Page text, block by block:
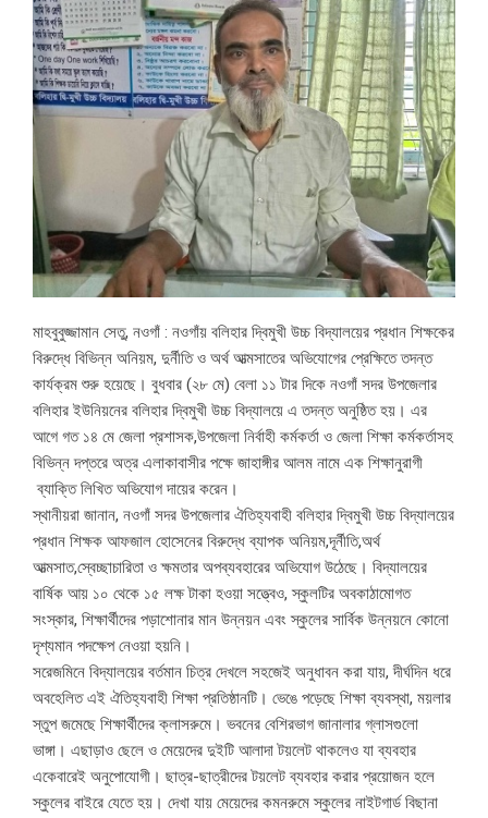
মাহবুবুজ্জামান সেতু, নওগাঁ : নওগাঁয় বলিহার দ্বিমুখী উচ্চ বিদ্যালয়ের প্রধান শিক্ষকের
বিরুদ্ধে বিভিন্ন অনিয়ম, দুর্নীতি ও অর্থ আত্মসাতের অভিযোগের প্রেক্ষিতে তদন্ত
কার্যক্রম শুরু হয়েছে। বুধবার (২৮ মে) বেলা ১১ টার দিকে নওগাঁ সদর উপজেলার
বলিহার ইউনিয়নের বলিহার দ্বিমুখী উচ্চ বিদ্যালয়ে এ তদন্ত অনুষ্ঠিত হয়। এর
আগে গত ১৪ মে জেলা প্রশাসক,উপজেলা নির্বাহী কর্মকর্তা ও জেলা শিক্ষা কর্মকর্তাসহ
বিভিন্ন দপ্তরে অত্র এলাকাবাসীর পক্ষে জাহাঙ্গীর আলম নামে এক শিক্ষানুরাগী
ব্যাক্তি লিখিত অভিযোগ দায়ের করেন।
স্থানীয়রা জানান, নওগাঁ সদর উপজেলার ঐতিহ্যবাহী বলিহার দ্বিমুখী উচ্চ বিদ্যালয়ের
প্রধান শিক্ষক আফজাল হোসেনের বিরুদ্ধে ব্যাপক অনিয়ম,দূর্নীতি,অর্থ
আত্মসাত,স্বেচ্ছাচারিতা ও ক্ষমতার অপব্যবহারের অভিযোগ উঠেছে। বিদ্যালয়ের
বার্ষিক আয় ১০ থেকে ১৫ লক্ষ টাকা হওয়া সত্ত্বেও, স্কুলটির অবকাঠামোগত
সংস্কার, শিক্ষার্থীদের পড়াশোনার মান উন্নয়ন এবং স্কুলের সার্বিক উন্নয়নে কোনো
দৃশ্যমান পদক্ষেপ নেওয়া হয়নি।
সরেজমিনে বিদ্যালয়ের বর্তমান চিত্র দেখলে সহজেই অনুধাবন করা যায়, দীর্ঘদিন ধরে
অবহেলিত এই ঐতিহ্যবাহী শিক্ষা প্রতিষ্ঠানটি। ভেঙে পড়েছে শিক্ষা ব্যবস্থা, ময়লার
স্তুপ জমেছে শিক্ষার্থীদের ক্লাসরুমে। ভবনের বেশিরভাগ জানালার গ্লাসগুলো
ভাঙ্গা। এছাড়াও ছেলে ও মেয়েদের দুইটি আলাদা টয়লেট থাকলেও যা ব্যবহার
একেবারেই অনুপোযোগী। ছাত্র-ছাত্রীদের টয়লেট ব্যবহার করার প্রয়োজন হলে
স্কুলের বাইরে যেতে হয়। দেখা যায় মেয়েদের কমনরুমে স্কুলের নাইটগার্ড বিছানা